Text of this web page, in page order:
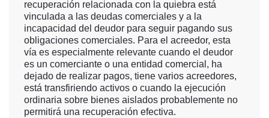
recuperación relacionada con la quiebra está
vinculada a las deudas comerciales y a la
incapacidad del deudor para seguir pagando sus
obligaciones comerciales. Para el acreedor, esta
vía es especialmente relevante cuando el deudor
es un comerciante o una entidad comercial, ha
dejado de realizar pagos, tiene varios acreedores,
está transfiriendo activos o cuando la ejecución
ordinaria sobre bienes aislados probablemente no
permitirá una recuperación efectiva.